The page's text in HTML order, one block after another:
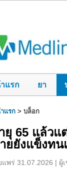
แรก ยา
แรก > บล็อก
ยุ 65 แล้วแ
ยยังแข็งท
แพร่ 31.07.2026 | ผู้